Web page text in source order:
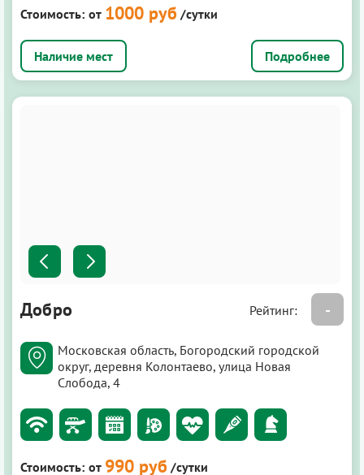
Стоимость: от 1000 руб /сутки
Подробнее
Добро Рейтинг: -
Московская область, Богородский городской
округ, деревня Колонтаево, улица Новая
Слобода, 4
Стоимость: от 990 руб /сутки